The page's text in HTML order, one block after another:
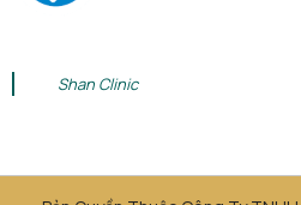
Shan Clinic